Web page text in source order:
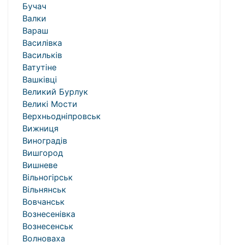
Бучач
Валки
Вараш
Василівка
Васильків
Ватутіне
Вашківці
Великий Бурлук
Великі Мости
Верхньодніпровськ
Вижниця
Виноградів
Вишгород
Вишневе
Вільногірськ
Вільнянськ
Вовчанськ
Вознесенівка
Вознесенськ
Волноваха